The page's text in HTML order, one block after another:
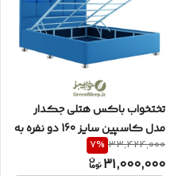
تختخواب باکس هتلی جکدار
مدل کاسپین سایز 160 دو نفره به
همراه تاج مربعی
33,424,000
7%
31,000,000